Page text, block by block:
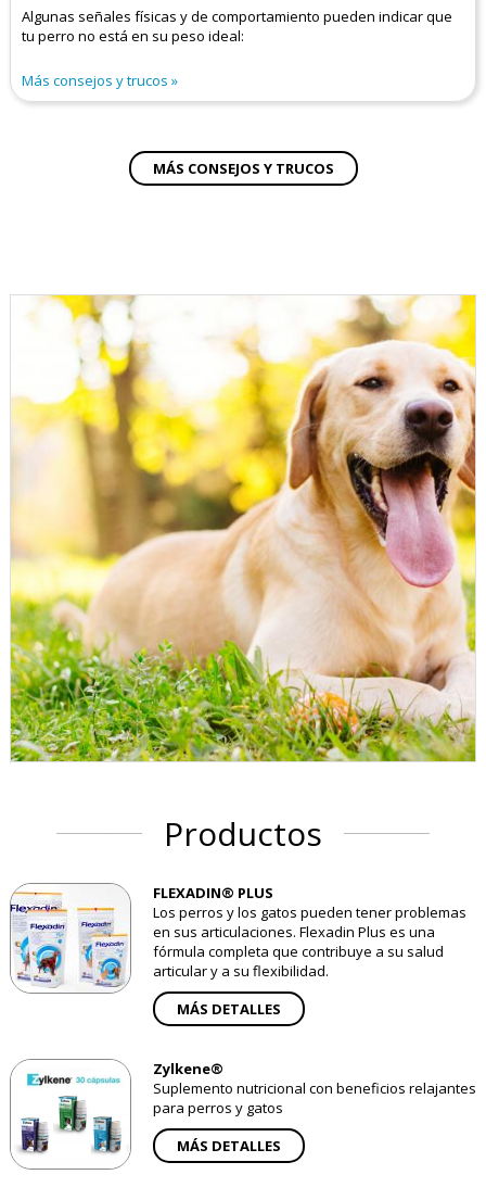
Algunas señales físicas y de comportamiento pueden indicar que
tu perro no está en su peso ideal:
Más consejos y trucos
MÁS CONSEJOS Y TRUCOS
Productos
FLEXADIN® PLUS
Los perros y los gatos pueden tener problemas
en sus articulaciones. Flexadin Plus es una
fórmula completa que contribuye a su salud
articular y a su flexibilidad.
MÁS DETALLES
Zylkene®
Suplemento nutricional con beneficios relajantes
para perros y gatos
MÁS DETALLES